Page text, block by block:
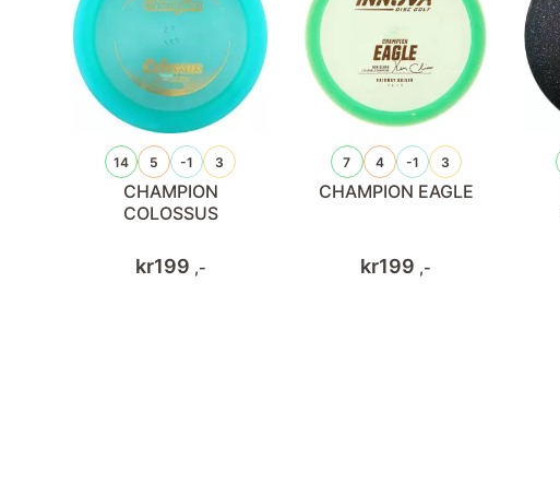
14 5 -1 3
CHAMPION
COLOSSUS
kr199 ,-
7 4 -1 3
CHAMPION EAGLE
kr199 ,-